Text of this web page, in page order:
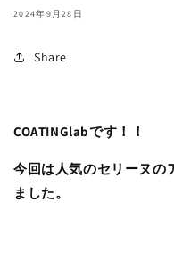
2024年9月28日
Share
COATINGlabです！！
今回は人気のセリーヌの
ました。